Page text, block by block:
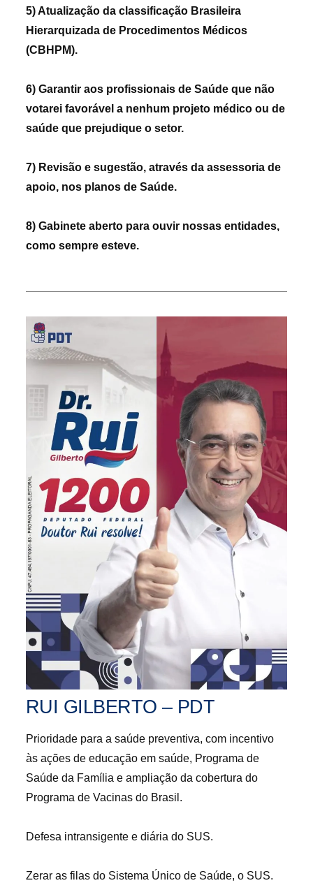
5) Atualização da classificação Brasileira
Hierarquizada de Procedimentos Médicos
(CBHPM).
6) Garantir aos profissionais de Saúde que não
votarei favorável a nenhum projeto médico ou de
saúde que prejudique o setor.
7) Revisão e sugestão, através da assessoria de
apoio, nos planos de Saúde.
8) Gabinete aberto para ouvir nossas entidades,
como sempre esteve.
RUI GILBERTO – PDT
Prioridade para a saúde preventiva, com incentivo
às ações de educação em saúde, Programa de
Saúde da Família e ampliação da cobertura do
Programa de Vacinas do Brasil.
Defesa intransigente e diária do SUS.
Zerar as filas do Sistema Único de Saúde, o SUS.